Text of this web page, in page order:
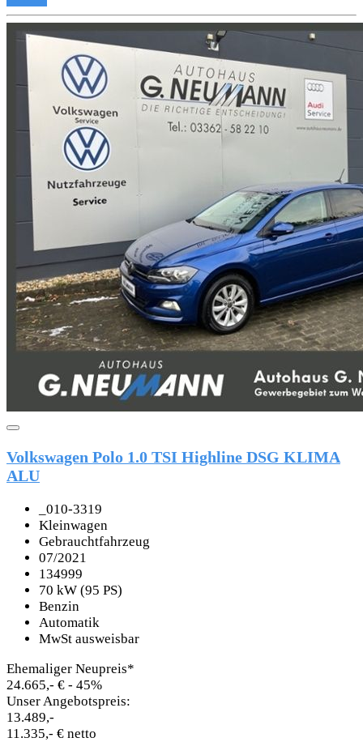
Volkswagen Polo 1.0 TSI Highline DSG KLIMA
ALU
_010-3319
Kleinwagen
Gebrauchtfahrzeug
07/2021
134999
70 kW (95 PS)
Benzin
Automatik
MwSt ausweisbar
Ehemaliger Neupreis*
24.665,- € - 45%
Unser Angebotspreis:
13.489,-
11.335,- € netto